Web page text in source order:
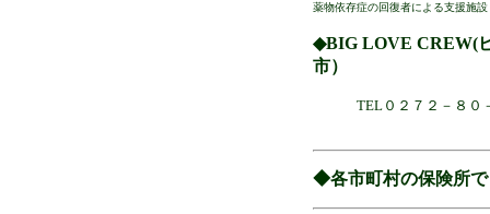
薬物依存症の回復者による支援施設
◆BIG LOVE CREW(
市）
TEL０２７２－８０
◆各市町村の保険所